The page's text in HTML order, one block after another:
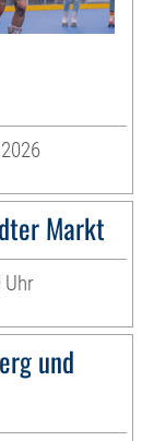
Markt
Uhr
und